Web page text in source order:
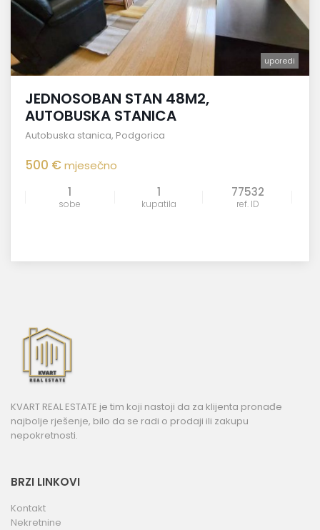
uporedi
JEDNOSOBAN STAN 48M2,
AUTOBUSKA STANICA
Autobuska stanica, Podgorica
500 €mjesečno
1
sobe
1
kupatila
77532
ref. ID
KVART REAL ESTATE je tim koji nastoji da za klijenta pronađe
najbolje rješenje, bilo da se radi o prodaji ili zakupu
nepokretnosti.
BRZI LINKOVI
Kontakt
Nekretnine